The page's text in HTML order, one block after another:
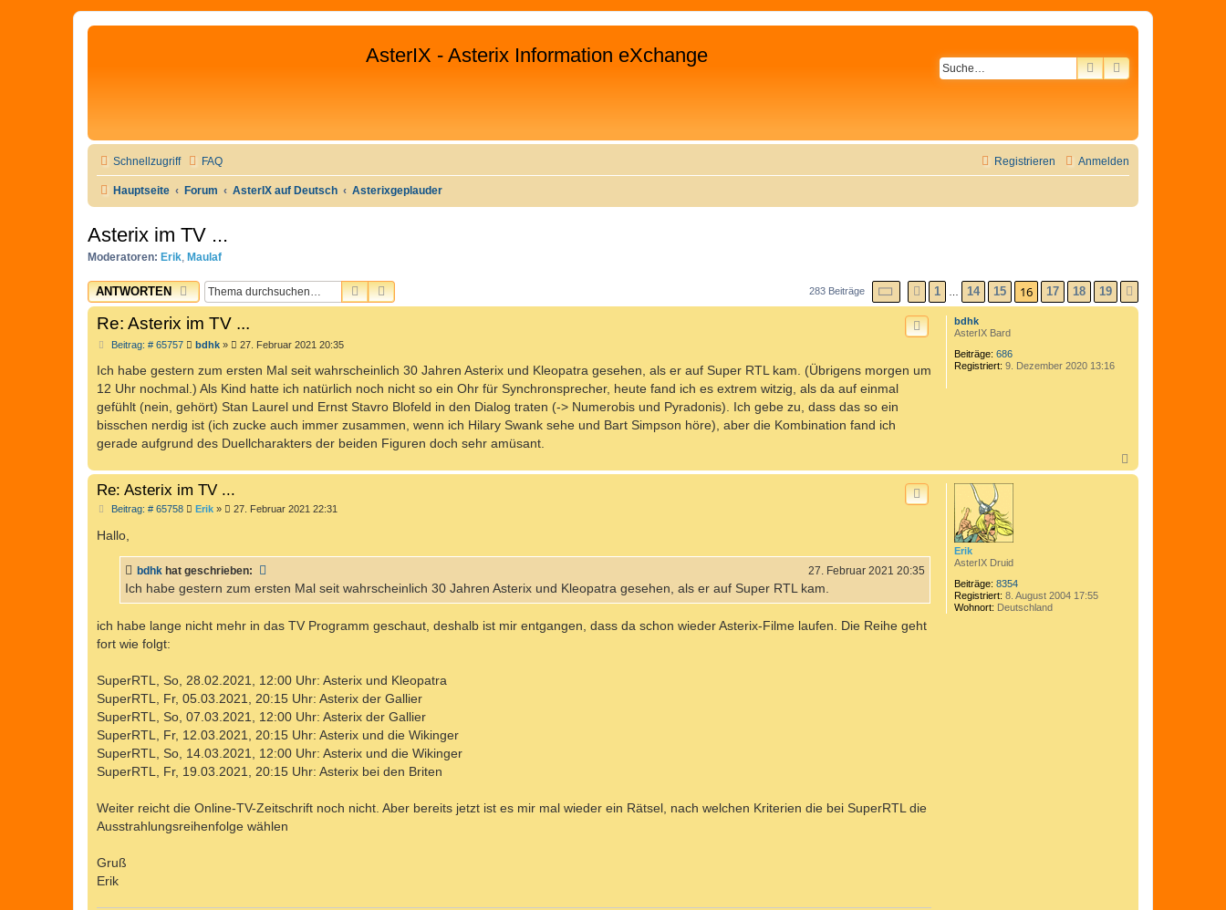
AsterIX - Asterix Information eXchange
SUCHEERWEITERTE
Schnellzugriff FAQ Anmelden
Registrieren
Hauptseite Forum AsterIX auf Deutsch Asterixgeplauder
Asterix im TV ...
Moderatoren: Erik, Maulaf
ANTWORTEN SUCHEERWEITERTE SUCHE 283 Beiträge SEITE 16 VON
VORHERIGE
1 14 15 16 17 18 19
bdhk
AsterIX Bard
Beiträge: 686
Registriert: 9. Dezember 2020 13:16
Re: Asterix im TV ...
Beitrag: # 65757B
i
r
a
g
bdhk» 27. Februar 2021 20:35
Ich habe gestern zum ersten Mal seit wahrscheinlich 30 Jahren Asterix und Kleopatra gesehen, als er auf Super RTL kam. (Übrigens morgen um
12 Uhr nochmal.) Als Kind hatte ich natürlich noch nicht so ein Ohr für Synchronsprecher, heute fand ich es extrem witzig, als da auf einmal
gefühlt (nein, gehört) Stan Laurel und Ernst Stavro Blofeld in den Dialog traten (-> Numerobis und Pyradonis). Ich gebe zu, dass das so ein
bisschen nerdig ist (ich zucke auch immer zusammen, wenn ich Hilary Swank sehe und Bart Simpson höre), aber die Kombination fand ich
gerade aufgrund des Duellcharakters der beiden Figuren doch sehr amüsant.
a
Erik
AsterIX Druid
Beiträge: 8354
Registriert: 8. August 2004 17:55
Wohnort: Deutschland
Re: Asterix im TV ...
Beitrag: # 65758B
r
a
g
Erik» 27. Februar 2021 22:31
Hallo,
bdhk hat geschrieben: 27. Februar 2021 20:35
Ich habe gestern zum ersten Mal seit wahrscheinlich 30 Jahren Asterix und Kleopatra gesehen, als er auf Super RTL kam.
ich habe lange nicht mehr in das TV Programm geschaut, deshalb ist mir entgangen, dass da schon wieder Asterix-Filme laufen. Die Reihe geht
fort wie folgt:
SuperRTL, So, 28.02.2021, 12:00 Uhr: Asterix und Kleopatra
SuperRTL, Fr, 05.03.2021, 20:15 Uhr: Asterix der Gallier
SuperRTL, So, 07.03.2021, 12:00 Uhr: Asterix der Gallier
SuperRTL, Fr, 12.03.2021, 20:15 Uhr: Asterix und die Wikinger
SuperRTL, So, 14.03.2021, 12:00 Uhr: Asterix und die Wikinger
SuperRTL, Fr, 19.03.2021, 20:15 Uhr: Asterix bei den Briten
Weiter reicht die Online-TV-Zeitschrift noch nicht. Aber bereits jetzt ist es mir mal wieder ein Rätsel, nach welchen Kriterien die bei SuperRTL die
Ausstrahlungsreihenfolge wählen
Gruß
Erik